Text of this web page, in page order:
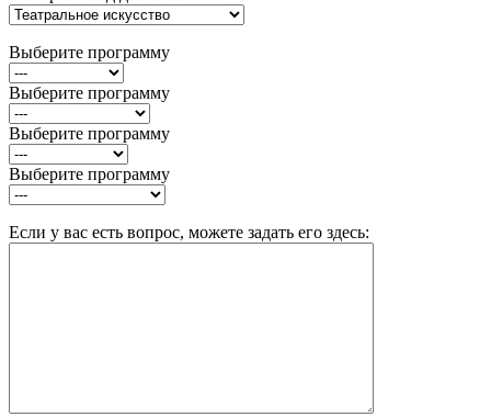
Выберите программу
Выберите программу
Выберите программу
Выберите программу
Если у вас есть вопрос, можете задать его здесь: